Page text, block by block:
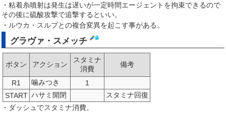
・粘着糸噴射は発生は遅いが一定時間エージェントを拘束できるので
その後に硫酸攻撃で追撃するといい。
・ルウカ・スルプとの複合変異を起こす事がある。
グラヴァ・スメッチ
ボタン アクション
スタミナ
消費
備考
R1 噛みつき
1
START ハサミ開閉
スタミナ回復
・ダッシュでスタミナ消費。